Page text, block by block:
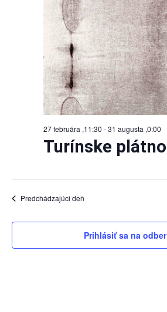
27 februára ,11:30 -31 augusta ,0:00
Turínske
Predchádzajúci deň
Prihlásiť sa na odber